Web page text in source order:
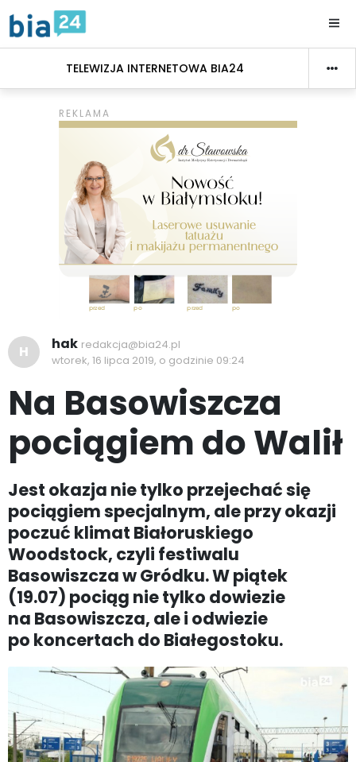
TELEWIZJA INTERNETOWA BIA24
H hak redakcja@bia24.pl
wtorek, 16 lipca 2019, o godzinie 09:24
Na Basowiszcza
pociągiem do Walił
Jest okazja nie tylko przejechać się
pociągiem specjalnym, ale przy okazji
poczuć klimat Białoruskiego
Woodstock, czyli festiwalu
Basowiszcza w Gródku. W piątek
(19.07) pociąg nie tylko dowiezie
na Basowiszcza, ale i odwiezie
po koncertach do Białegostoku.